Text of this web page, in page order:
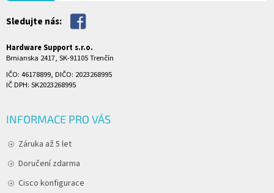
Sledujte nás:
Hardware Support s.r.o.
Brnianska 2417, SK-91105 Trenčín
IČO: 46178899, DIČO: 2023268995
IČ DPH: SK2023268995
INFORMACE PRO VÁS
Záruka až 5 let
Doručení zdarma
Cisco konfigurace